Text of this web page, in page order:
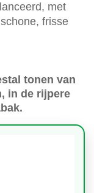
met
frisse
tonen van
in de rijpere